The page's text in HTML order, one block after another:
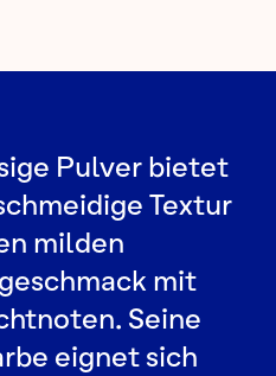
Pulver bietet
Textur
milden
mit
Seine
eignet sich